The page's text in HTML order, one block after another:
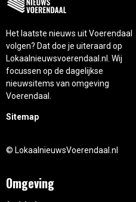
Het laatste nieuws uit Voerendaal
volgen? Dat doe je uiteraard op
Lokaalnieuwsvoerendaal.nl. Wij
focussen op de dagelijkse
nieuwsitems van omgeving
Voerendaal.
Sitemap
© LokaalnieuwsVoerendaal.nl
Omgeving